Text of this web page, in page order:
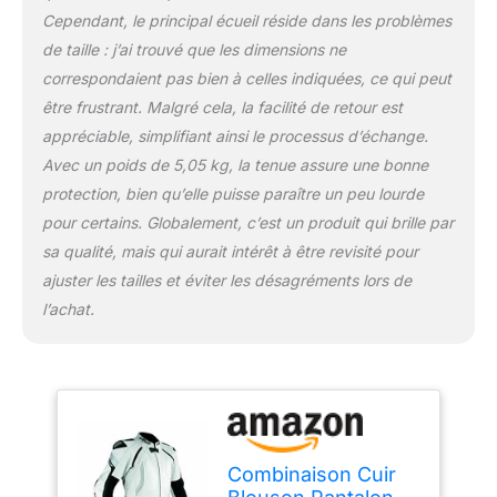
Cependant, le principal écueil réside dans les problèmes
de taille : j’ai trouvé que les dimensions ne
correspondaient pas bien à celles indiquées, ce qui peut
être frustrant. Malgré cela, la facilité de retour est
appréciable, simplifiant ainsi le processus d’échange.
Avec un poids de 5,05 kg, la tenue assure une bonne
protection, bien qu’elle puisse paraître un peu lourde
pour certains. Globalement, c’est un produit qui brille par
sa qualité, mais qui aurait intérêt à être revisité pour
ajuster les tailles et éviter les désagréments lors de
l’achat.
Combinaison Cuir